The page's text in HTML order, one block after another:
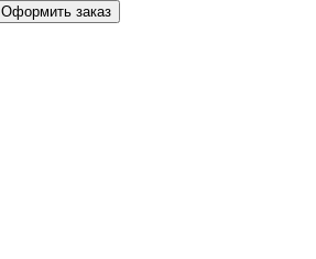
Оформить заказ